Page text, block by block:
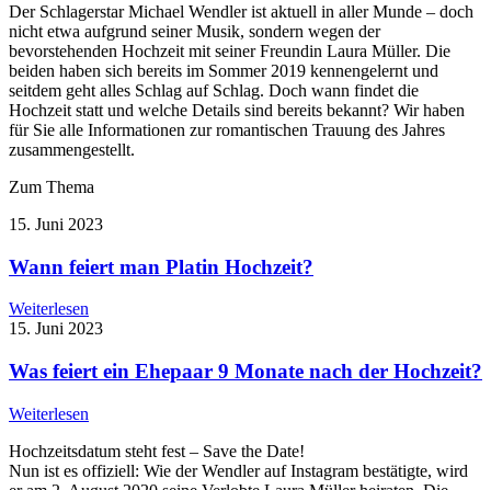
Der Schlagerstar Michael Wendler ist aktuell in aller Munde – doch
nicht etwa aufgrund seiner Musik, sondern wegen der
bevorstehenden Hochzeit mit seiner Freundin Laura Müller. Die
beiden haben sich bereits im Sommer 2019 kennengelernt und
seitdem geht alles Schlag auf Schlag. Doch wann findet die
Hochzeit statt und welche Details sind bereits bekannt? Wir haben
für Sie alle Informationen zur romantischen Trauung des Jahres
zusammengestellt.
Zum Thema
15. Juni 2023
Wann feiert man Platin Hochzeit?
Weiterlesen
15. Juni 2023
Was feiert ein Ehepaar 9 Monate nach der Hochzeit?
Weiterlesen
Hochzeitsdatum steht fest – Save the Date!
Nun ist es offiziell: Wie der Wendler auf Instagram bestätigte, wird